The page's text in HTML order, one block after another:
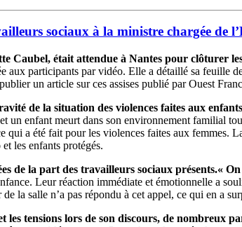
sociaux à la ministre chargée de
Caubel, était attendue à Nantes pour clôturer
aux participants par vidéo. Elle a détaillé sa
un article sur ces assises publié par Ouest
de la situation des violences faites aux
un enfant meurt dans son environnement familial
qui a été fait pour les violences faites aux
les enfants protégés.
de la part des travailleurs sociaux présents.«
Leur réaction immédiate et émotionnelle a
la salle n’a pas répondu à cet appel, ce qui en a
tensions lors de son discours, de nombreux